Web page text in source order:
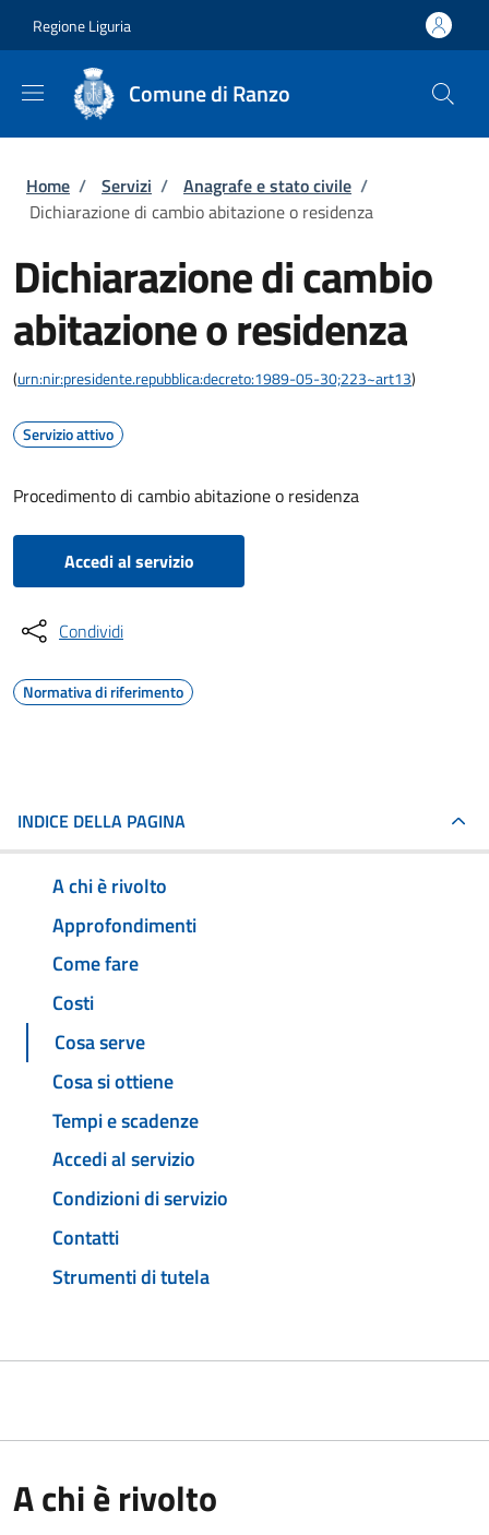
Regione Liguria
Comune di Ranzo
Briciole di pane
Home / Servizi / Anagrafe e stato civile /
Dichiarazione di cambio abitazione o residenza
Dichiarazione di cambio
abitazione o residenza
(urn:nir:presidente.repubblica:decreto:1989-05-30;223~art13)
Servizio attivo
Procedimento di cambio abitazione o residenza
Accedi al servizio
Condividi
Normativa di riferimento
INDICE DELLA PAGINA
A chi è rivolto
Approfondimenti
Come fare
Costi
Cosa serve
Cosa si ottiene
Tempi e scadenze
Accedi al servizio
Condizioni di servizio
Contatti
Strumenti di tutela
A chi è rivolto